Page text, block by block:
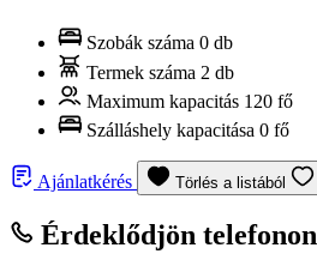
Szobák száma 0 db
Termek száma 2 db
Maximum kapacitás 120 fő
Szálláshely kapacitása 0 fő
Ajánlatkérés Törlés a listából
Érdeklődjön telefonon